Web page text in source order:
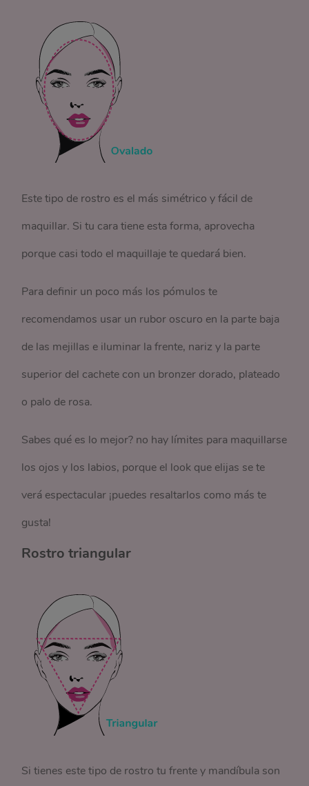
Este tipo de rostro es el más simétrico y fácil de
maquillar. Si tu cara tiene esta forma, aprovecha
porque casi todo el maquillaje te quedará bien.
Para definir un poco más los pómulos te
recomendamos usar un rubor oscuro en la parte baja
de las mejillas e iluminar la frente, nariz y la parte
superior del cachete con un bronzer dorado, plateado
o palo de rosa.
Sabes qué es lo mejor? no hay límites para maquillarse
los ojos y los labios, porque el look que elijas se te
verá espectacular ¡puedes resaltarlos como más te
gusta!
Rostro triangular
Si tienes este tipo de rostro tu frente y mandíbula son